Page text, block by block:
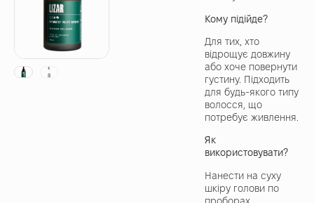
Кому підійде?
Для тих, хто
відрощує довжину
або хоче повернути
густину. Підходить
для будь-якого типу
волосся, що
потребує живлення.
Як
використовувати?
Нанести на суху
шкіру голови по
проборах,